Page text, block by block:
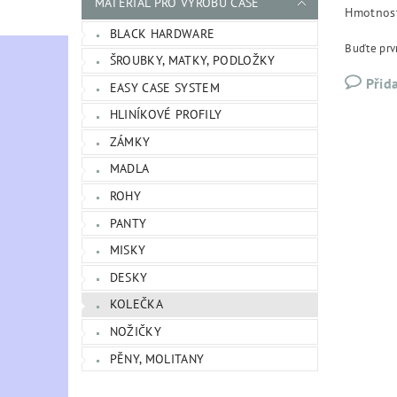
BLACK HARDWARE
ŠROUBKY, MATKY, PODLOŽKY
EASY CASE SYSTEM
HLINÍKOVÉ PROFILY
ZÁMKY
MADLA
ROHY
PANTY
MISKY
DESKY
KOLEČKA
NOŽIČKY
PĚNY, MOLITANY
Buďte